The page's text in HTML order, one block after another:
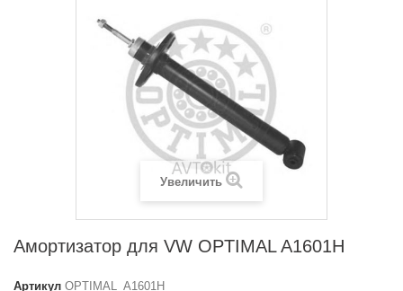
Увеличить
Амортизатор для VW OPTIMAL A1601H
Артикул OPTIMAL_A1601H